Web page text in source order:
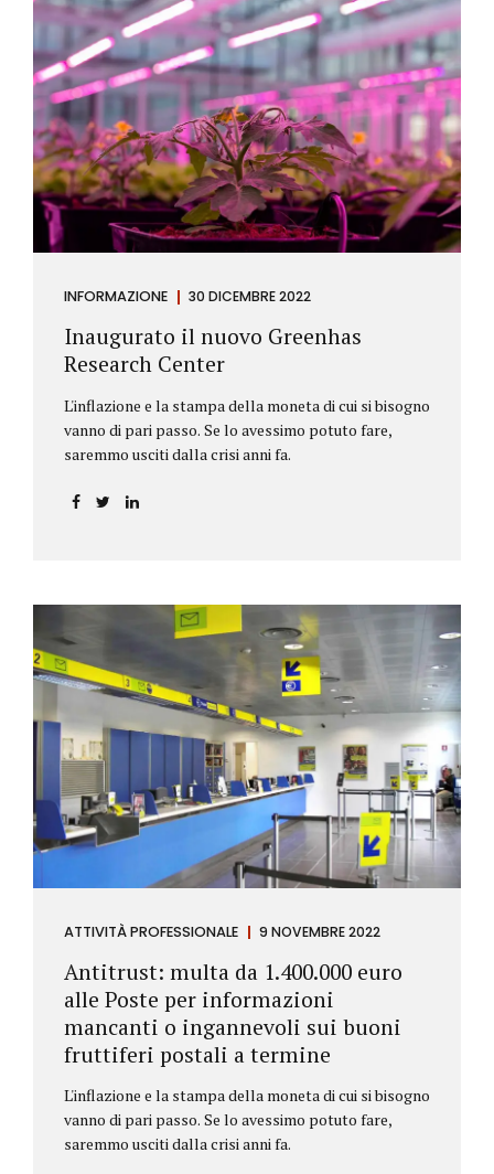
INFORMAZIONE 30 DICEMBRE 2022
Inaugurato il nuovo Greenhas
Research Center
L'inflazione e la stampa della moneta di cui si bisogno
vanno di pari passo. Se lo avessimo potuto fare,
saremmo usciti dalla crisi anni fa.
ATTIVITÀ PROFESSIONALE 9 NOVEMBRE 2022
Antitrust: multa da 1.400.000 euro
alle Poste per informazioni
mancanti o ingannevoli sui buoni
fruttiferi postali a termine
L'inflazione e la stampa della moneta di cui si bisogno
vanno di pari passo. Se lo avessimo potuto fare,
saremmo usciti dalla crisi anni fa.